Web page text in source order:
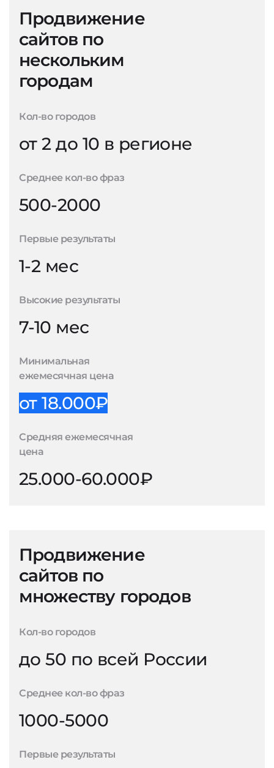
Продвижение
сайтов по
нескольким
городам
Кол-во городов
от 2 до 10 в регионе
Среднее кол-во фраз
500-2000
Первые результаты
1-2 мес
Высокие результаты
7-10 мес
Минимальная
ежемесячная цена
от 18.000₽
Средняя ежемесячная
цена
25.000-60.000₽
Продвижение
сайтов по
множеству городов
Кол-во городов
до 50 по всей России
Среднее кол-во фраз
1000-5000
Первые результаты